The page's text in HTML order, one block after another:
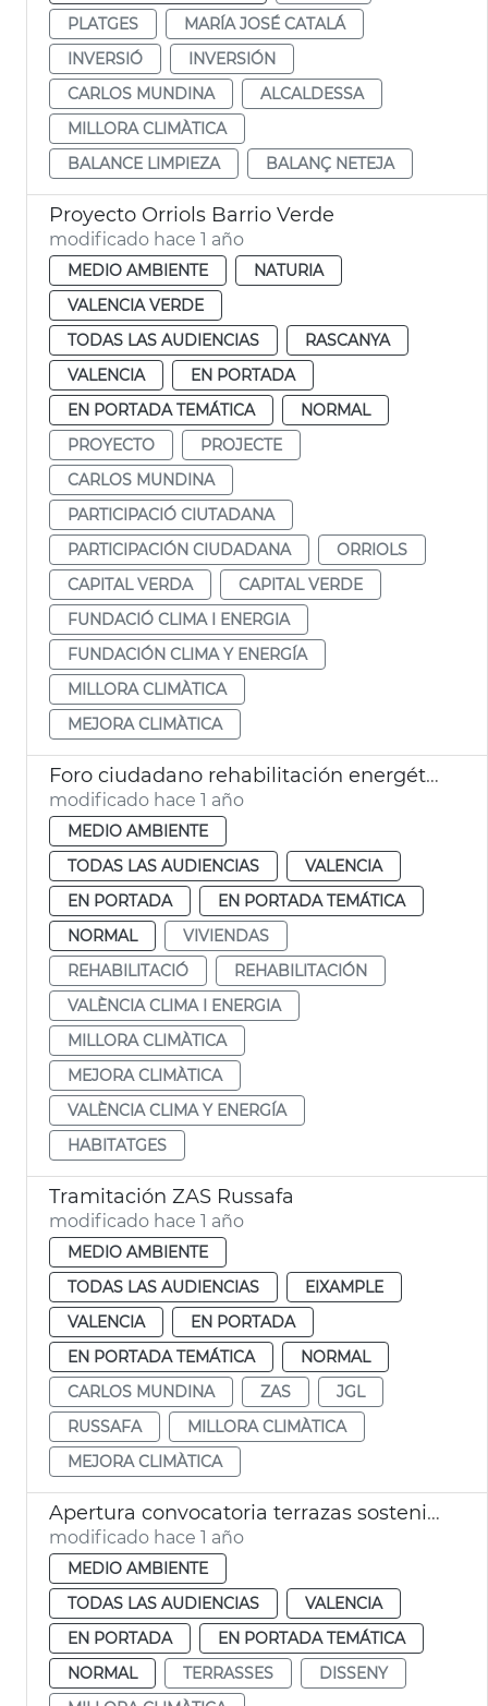
PLATGES
MARÍA JOSÉ CATALÁ
INVERSIÓ
INVERSIÓN
CARLOS MUNDINA
ALCALDESSA
MILLORA CLIMÀTICA
BALANCE LIMPIEZA
BALANÇ NETEJA
Proyecto Orriols Barrio Verde
modificado hace 1 año
MEDIO AMBIENTE
NATURIA
VALENCIA VERDE
TODAS LAS AUDIENCIAS
RASCANYA
VALENCIA
EN PORTADA
EN PORTADA TEMÁTICA
NORMAL
PROYECTO
PROJECTE
CARLOS MUNDINA
PARTICIPACIÓ CIUTADANA
PARTICIPACIÓN CIUDADANA
ORRIOLS
CAPITAL VERDA
CAPITAL VERDE
FUNDACIÓ CLIMA I ENERGIA
FUNDACIÓN CLIMA Y ENERGÍA
MILLORA CLIMÀTICA
MEJORA CLIMÀTICA
Foro ciudadano rehabilitación energética
modificado hace 1 año
MEDIO AMBIENTE
TODAS LAS AUDIENCIAS
VALENCIA
EN PORTADA
EN PORTADA TEMÁTICA
NORMAL
VIVIENDAS
REHABILITACIÓ
REHABILITACIÓN
VALÈNCIA CLIMA I ENERGIA
MILLORA CLIMÀTICA
MEJORA CLIMÀTICA
VALÈNCIA CLIMA Y ENERGÍA
HABITATGES
Tramitación ZAS Russafa
modificado hace 1 año
MEDIO AMBIENTE
TODAS LAS AUDIENCIAS
EIXAMPLE
VALENCIA
EN PORTADA
EN PORTADA TEMÁTICA
NORMAL
CARLOS MUNDINA
ZAS
JGL
RUSSAFA
MILLORA CLIMÀTICA
MEJORA CLIMÀTICA
Apertura convocatoria terrazas sostenibles
modificado hace 1 año
MEDIO AMBIENTE
TODAS LAS AUDIENCIAS
VALENCIA
EN PORTADA
EN PORTADA TEMÁTICA
NORMAL
TERRASSES
DISSENY